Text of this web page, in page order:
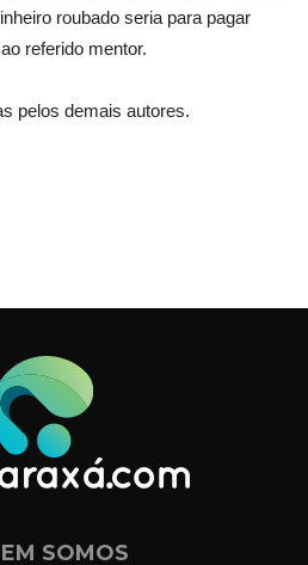
roubado seria para pagar
referido mentor.
pelos demais autores.
SOMOS